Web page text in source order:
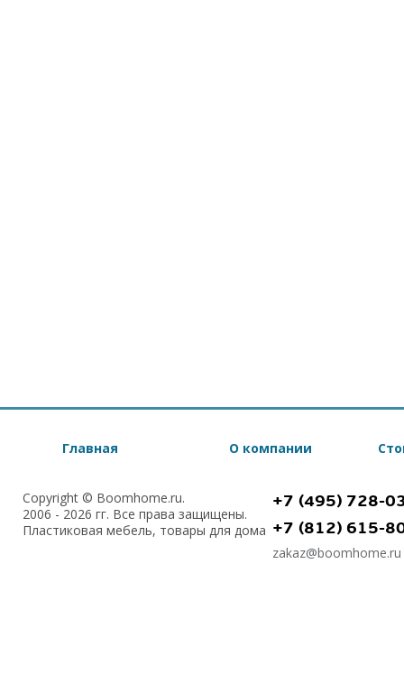
Главная О компании
Copyright © Boomhome.ru.
2006 - 2026 гг. Все права защищены.
Пластиковая мебель, товары для дома
+7 (495) 728-
+7 (812) 615-
zakaz@boomhome.ru